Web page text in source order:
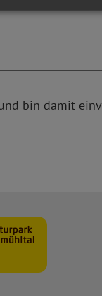
bin damit